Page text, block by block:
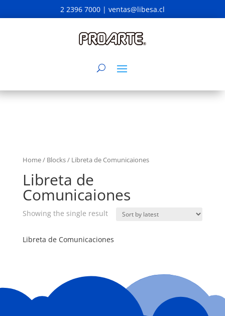
2 2396 7000 | ventas@libesa.cl
Home/ Blocks/ Libreta de Comunicaiones
Libreta de
Comunicaiones
Showing the single result
Libreta de Comunicaciones